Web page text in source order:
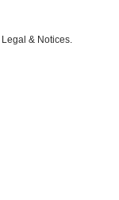
Legal & Notices.